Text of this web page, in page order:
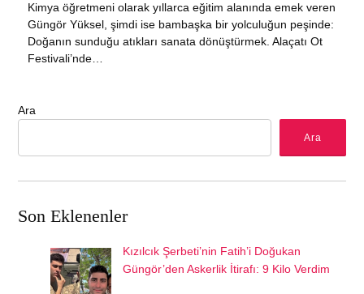
Kimya öğretmeni olarak yıllarca eğitim alanında emek veren
Güngör Yüksel, şimdi ise bambaşka bir yolculuğun peşinde:
Doğanın sunduğu atıkları sanata dönüştürmek. Alaçatı Ot
Festivali’nde…
Ara
Ara
Son Eklenenler
Kızılcık Şerbeti’nin Fatih’i Doğukan
Güngör’den Askerlik İtirafı: 9 Kilo Verdim